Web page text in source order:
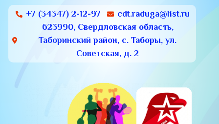
+7 (34347) 2-12-97
cdt.raduga@list.ru
623990, Свердловская область,
Таборинский район, с. Таборы, ул.
Советская, д. 2